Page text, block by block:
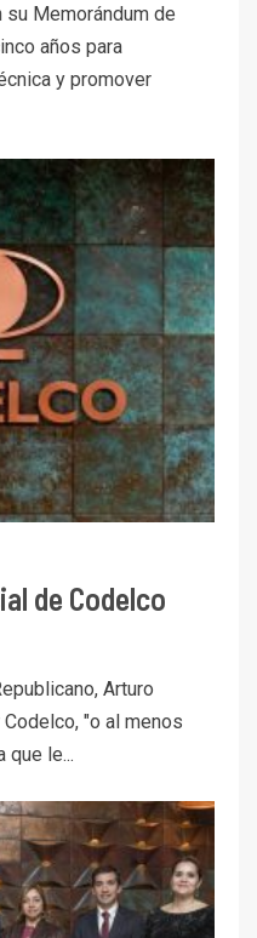
su Memorándum de
años para
y promover
de Codelco
Arturo
"o al menos
que le...